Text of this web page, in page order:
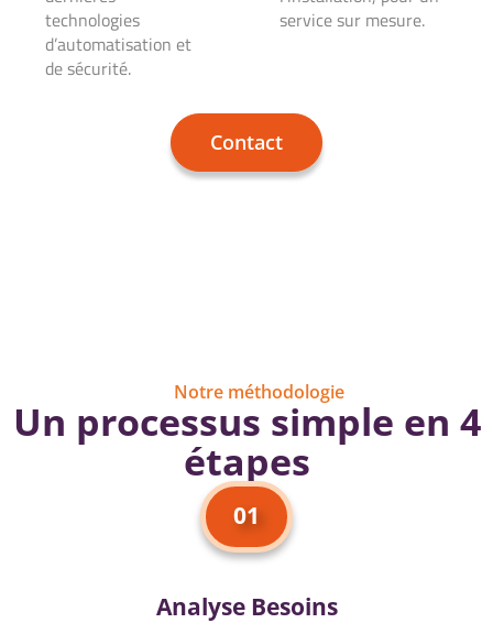
technologies
d’automatisation et
de sécurité.
service sur mesure.
Contact
Notre méthodologie
Un processus simple en 4
étapes
01
Analyse Besoins